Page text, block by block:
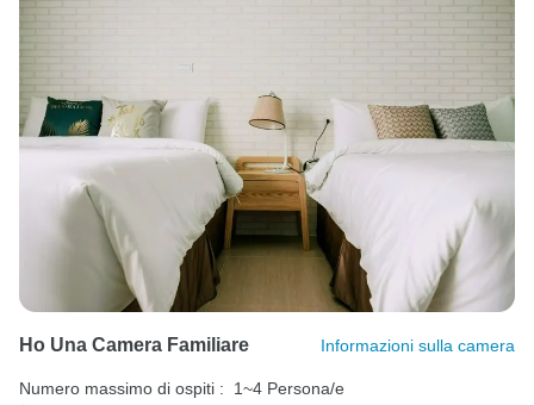
Ho Una Camera Familiare Informazioni sulla camera
Numero massimo di ospiti : 1~4 Persona/e